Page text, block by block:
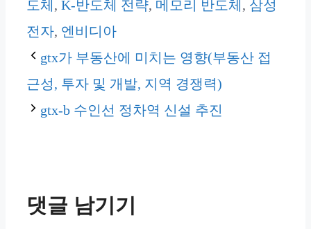
테
고
리
그
도체 , K-반도체 전략, 메모리 반도체 , 삼성
전자, 엔비디아
gtx가 부동산에 미치는 영향(부동산 접
근성, 투자 및 개발, 지역 경쟁력)
gtx-b 수인선 정차역 신설 추진
댓글 남기기